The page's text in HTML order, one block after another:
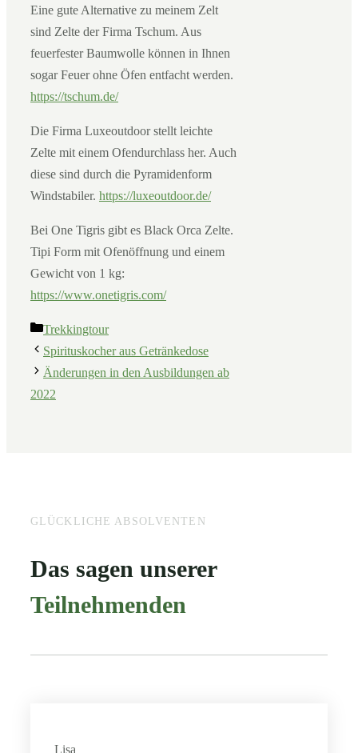
Eine gute Alternative zu meinem Zelt
sind Zelte der Firma Tschum. Aus
feuerfester Baumwolle können in Ihnen
sogar Feuer ohne Öfen entfacht werden.
https://tschum.de/
Die Firma Luxeoutdoor stellt leichte
Zelte mit einem Ofendurchlass her. Auch
diese sind durch die Pyramidenform
Windstabiler. https://luxeoutdoor.de/
Bei One Tigris gibt es Black Orca Zelte.
Tipi Form mit Ofenöffnung und einem
Gewicht von 1 kg:
https://www.onetigris.com/
Kategorien
Trekkingtour
Spirituskocher aus Getränkedose
Änderungen in den Ausbildungen ab
2022
GLÜCKLICHE ABSOLVENTEN
Das sagen unserer
Teilnehmenden
Lisa